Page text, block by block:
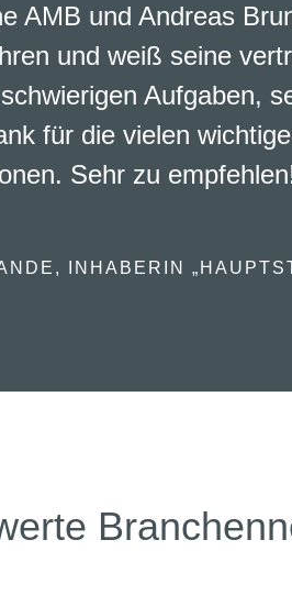
AMB und Andreas
und weiß seine
Aufgaben,
für die vielen
Sehr zu
INHABERIN